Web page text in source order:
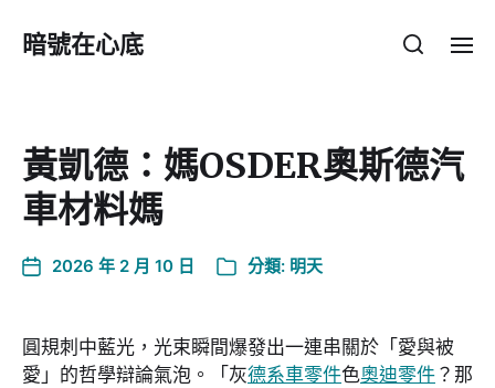
暗號在心底
黃凱德：媽OSDER奧斯德汽
車材料媽
2026 年 2 月 10 日 分類: 明天
圓規刺中藍光，光束瞬間爆發出一連串關於「愛與被
愛」的哲學辯論氣泡。「灰德系車零件色奧迪零件 ？那